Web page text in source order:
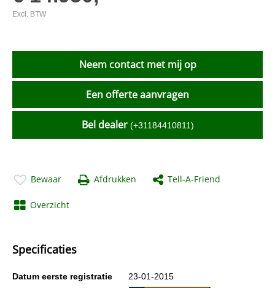
Excl. BTW
Neem contact met mij op
Een offerte aanvragen
Bel dealer (+31184410811)
Bewaar Afdrukken Tell-A-Friend
Overzicht
Specificaties
Datum eerste registratie
23-01-2015